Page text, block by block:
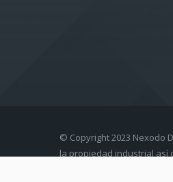
© Copyright 2023 Nexodo
la propiedad industrial así